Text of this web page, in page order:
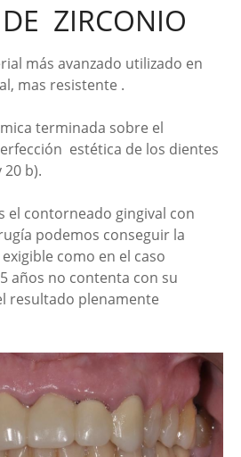
ZIRCONIO
más avanzado utilizado en
mas resistente .
terminada sobre el
estética de los dientes
b).
el contorneado gingival con
podemos conseguir la
como en el caso
años no contenta con su
resultado plenamente